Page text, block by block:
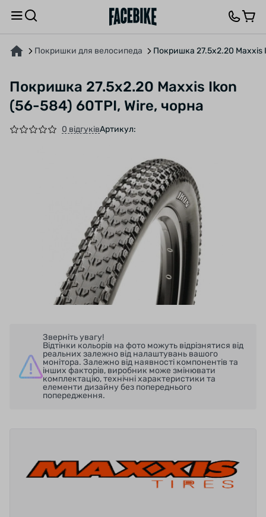
Покришки для велосипеда Покришка 27.5x2.20 Maxxis
Покришка 27.5x2.20 Maxxis Ikon
(56-584) 60TPI, Wire, чорна
0 відгуківАртикул:
Зверніть увагу!
Відтінки кольорів на фото можуть відрізнятися від
реальних залежно від налаштувань вашого
монітора. Залежно від наявності компонентів та
інших факторів, виробник може змінювати
комплектацію, технічні характеристики та
елементи дизайну без попереднього
попередження.
ПРО ТОВАР ХАРАКТЕРИСТИКИВІДГУКИ ТА ЗАПИТАННЯ